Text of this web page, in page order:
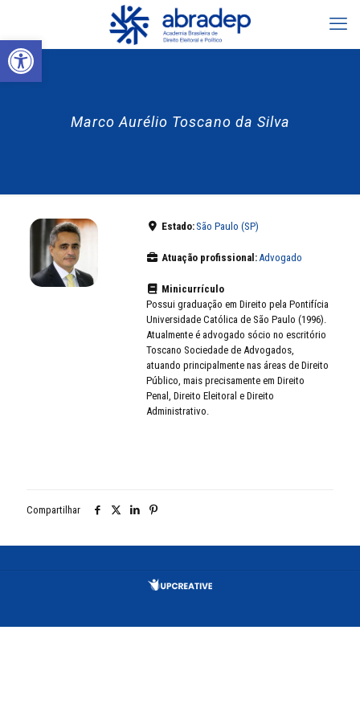
Abrir a barra de ferramentas
Marco Aurélio Toscano da Silva
Estado:São Paulo (SP)
Atuação profissional:Advogado
Minicurrículo
Possui graduação em Direito pela Pontifícia
Universidade Católica de São Paulo (1996).
Atualmente é advogado sócio no escritório
Toscano Sociedade de Advogados,
atuando principalmente nas áreas de Direito
Público, mais precisamente em Direito
Penal, Direito Eleitoral e Direito
Administrativo.
Compartilhar